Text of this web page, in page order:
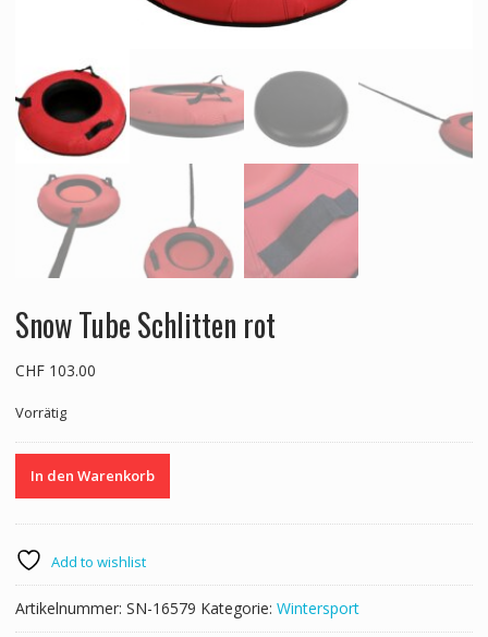
Snow Tube Schlitten rot
CHF103.00
Vorrätig
Menge
In den Warenkorb
Add to wishlist
Artikelnummer: SN-16579 Kategorie: Wintersport